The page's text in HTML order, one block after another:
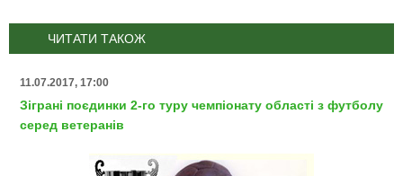
ЧИТАТИ ТАКОЖ
11.07.2017, 17:00
Зіграні поєдинки 2-го туру чемпіонату області з футболу
серед ветеранів